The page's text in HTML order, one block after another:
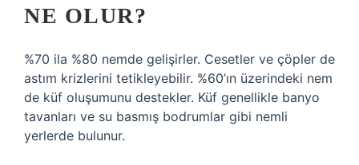
NE OLUR?
%70 ila %80 nemde gelişirler. Cesetler ve çöpler de
astım krizlerini tetikleyebilir. %60’ın üzerindeki nem
de küf oluşumunu destekler. Küf genellikle banyo
tavanları ve su basmış bodrumlar gibi nemli
yerlerde bulunur.